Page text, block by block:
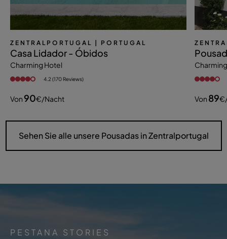
ZENTRALPORTUGAL | PORTUGAL
Casa Lidador - Óbidos
Charming Hotel
4.2 (170 Reviews)
Von 90€/nacht Von 89€
Sehen Sie alle unsere Pousadas in Zentralportugal
PESTANA STORIES